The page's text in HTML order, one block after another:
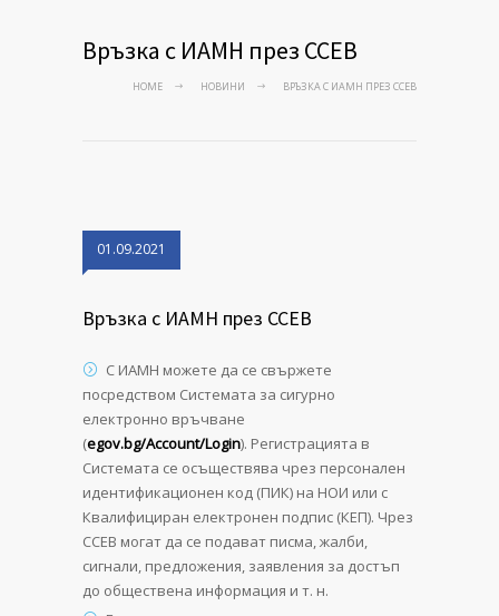
Връзка с ИАМН през ССЕВ
HOME НОВИНИ ВРЪЗКА С ИАМН ПРЕЗ ССЕВ
01.09.2021
Връзка с ИАМН през ССЕВ
С ИАМН можете да се свържете
посредством Системата за сигурно
електронно връчване
(egov.bg/Account/Login). Регистрацията в
Системата се осъществява чрез персонален
идентификационен код (ПИК) на НОИ или с
Квалифициран електронен подпис (КЕП). Чрез
ССЕВ могат да се подават писма, жалби,
сигнали, предложения, заявления за достъп
до обществена информация и т. н.